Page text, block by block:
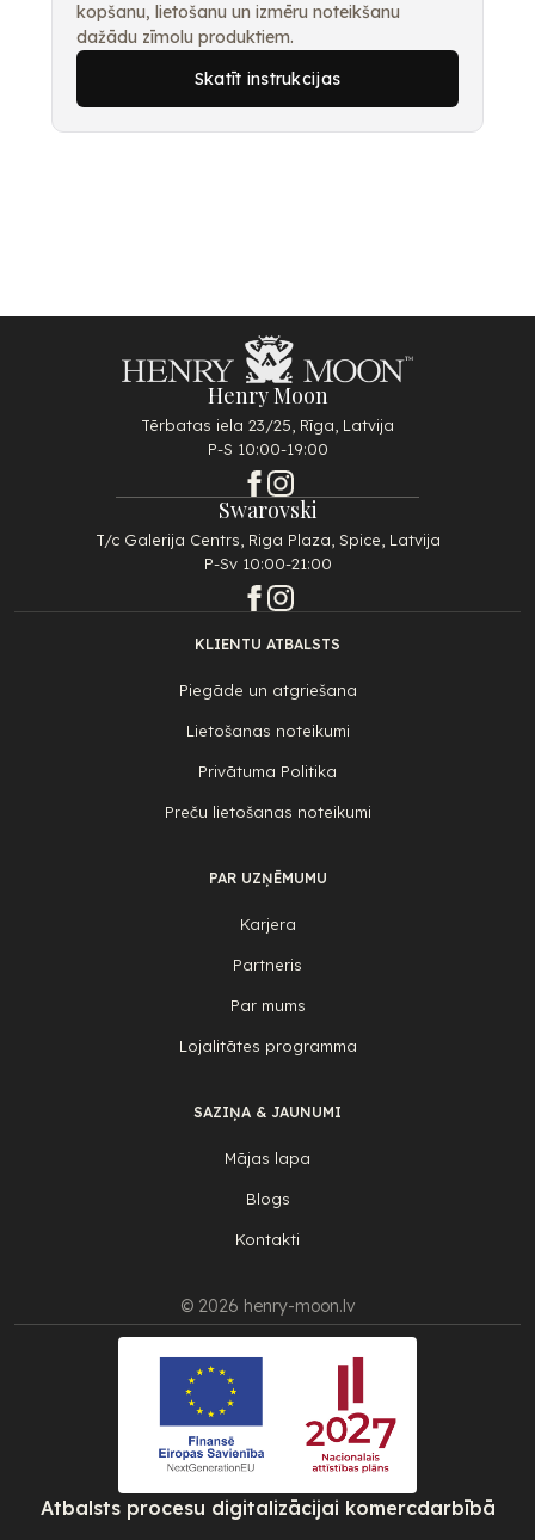
kopšanu, lietošanu un izmēru noteikšanu
dažādu zīmolu produktiem.
Skatīt instrukcijas
Henry Moon
Tērbatas iela 23/25, Rīga, Latvija
P-S 10:00-19:00
Swarovski
T/c Galerija Centrs, Riga Plaza, Spice, Latvija
P-Sv 10:00-21:00
KLIENTU ATBALSTS
Piegāde un atgriešana
Lietošanas noteikumi
Privātuma Politika
Preču lietošanas noteikumi
PAR UZŅĒMUMU
Karjera
Partneris
Par mums
Lojalitātes programma
SAZIŅA & JAUNUMI
Mājas lapa
Blogs
Kontakti
© 2026 henry-moon.lv
Atbalsts procesu digitalizācijai komercdarbībā